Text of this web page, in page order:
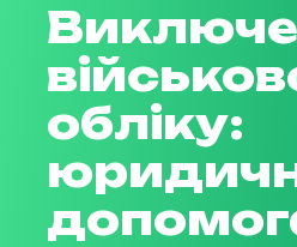
обліку: